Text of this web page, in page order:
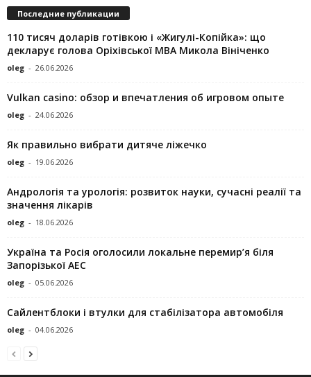
Последние публикации
110 тисяч доларів готівкою і «Жигулі-Копійка»: що
декларує голова Оріхівської МВА Микола Вініченко
oleg - 26.06.2026
Vulkan casino: обзор и впечатления об игровом опыте
oleg - 24.06.2026
Як правильно вибрати дитяче ліжечко
oleg - 19.06.2026
Андрологія та урологія: розвиток науки, сучасні реалії та
значення лікарів
oleg - 18.06.2026
Україна та Росія оголосили локальне перемир’я біля
Запорізької АЕС
oleg - 05.06.2026
Сайлентблоки і втулки для стабілізатора автомобіля
oleg - 04.06.2026